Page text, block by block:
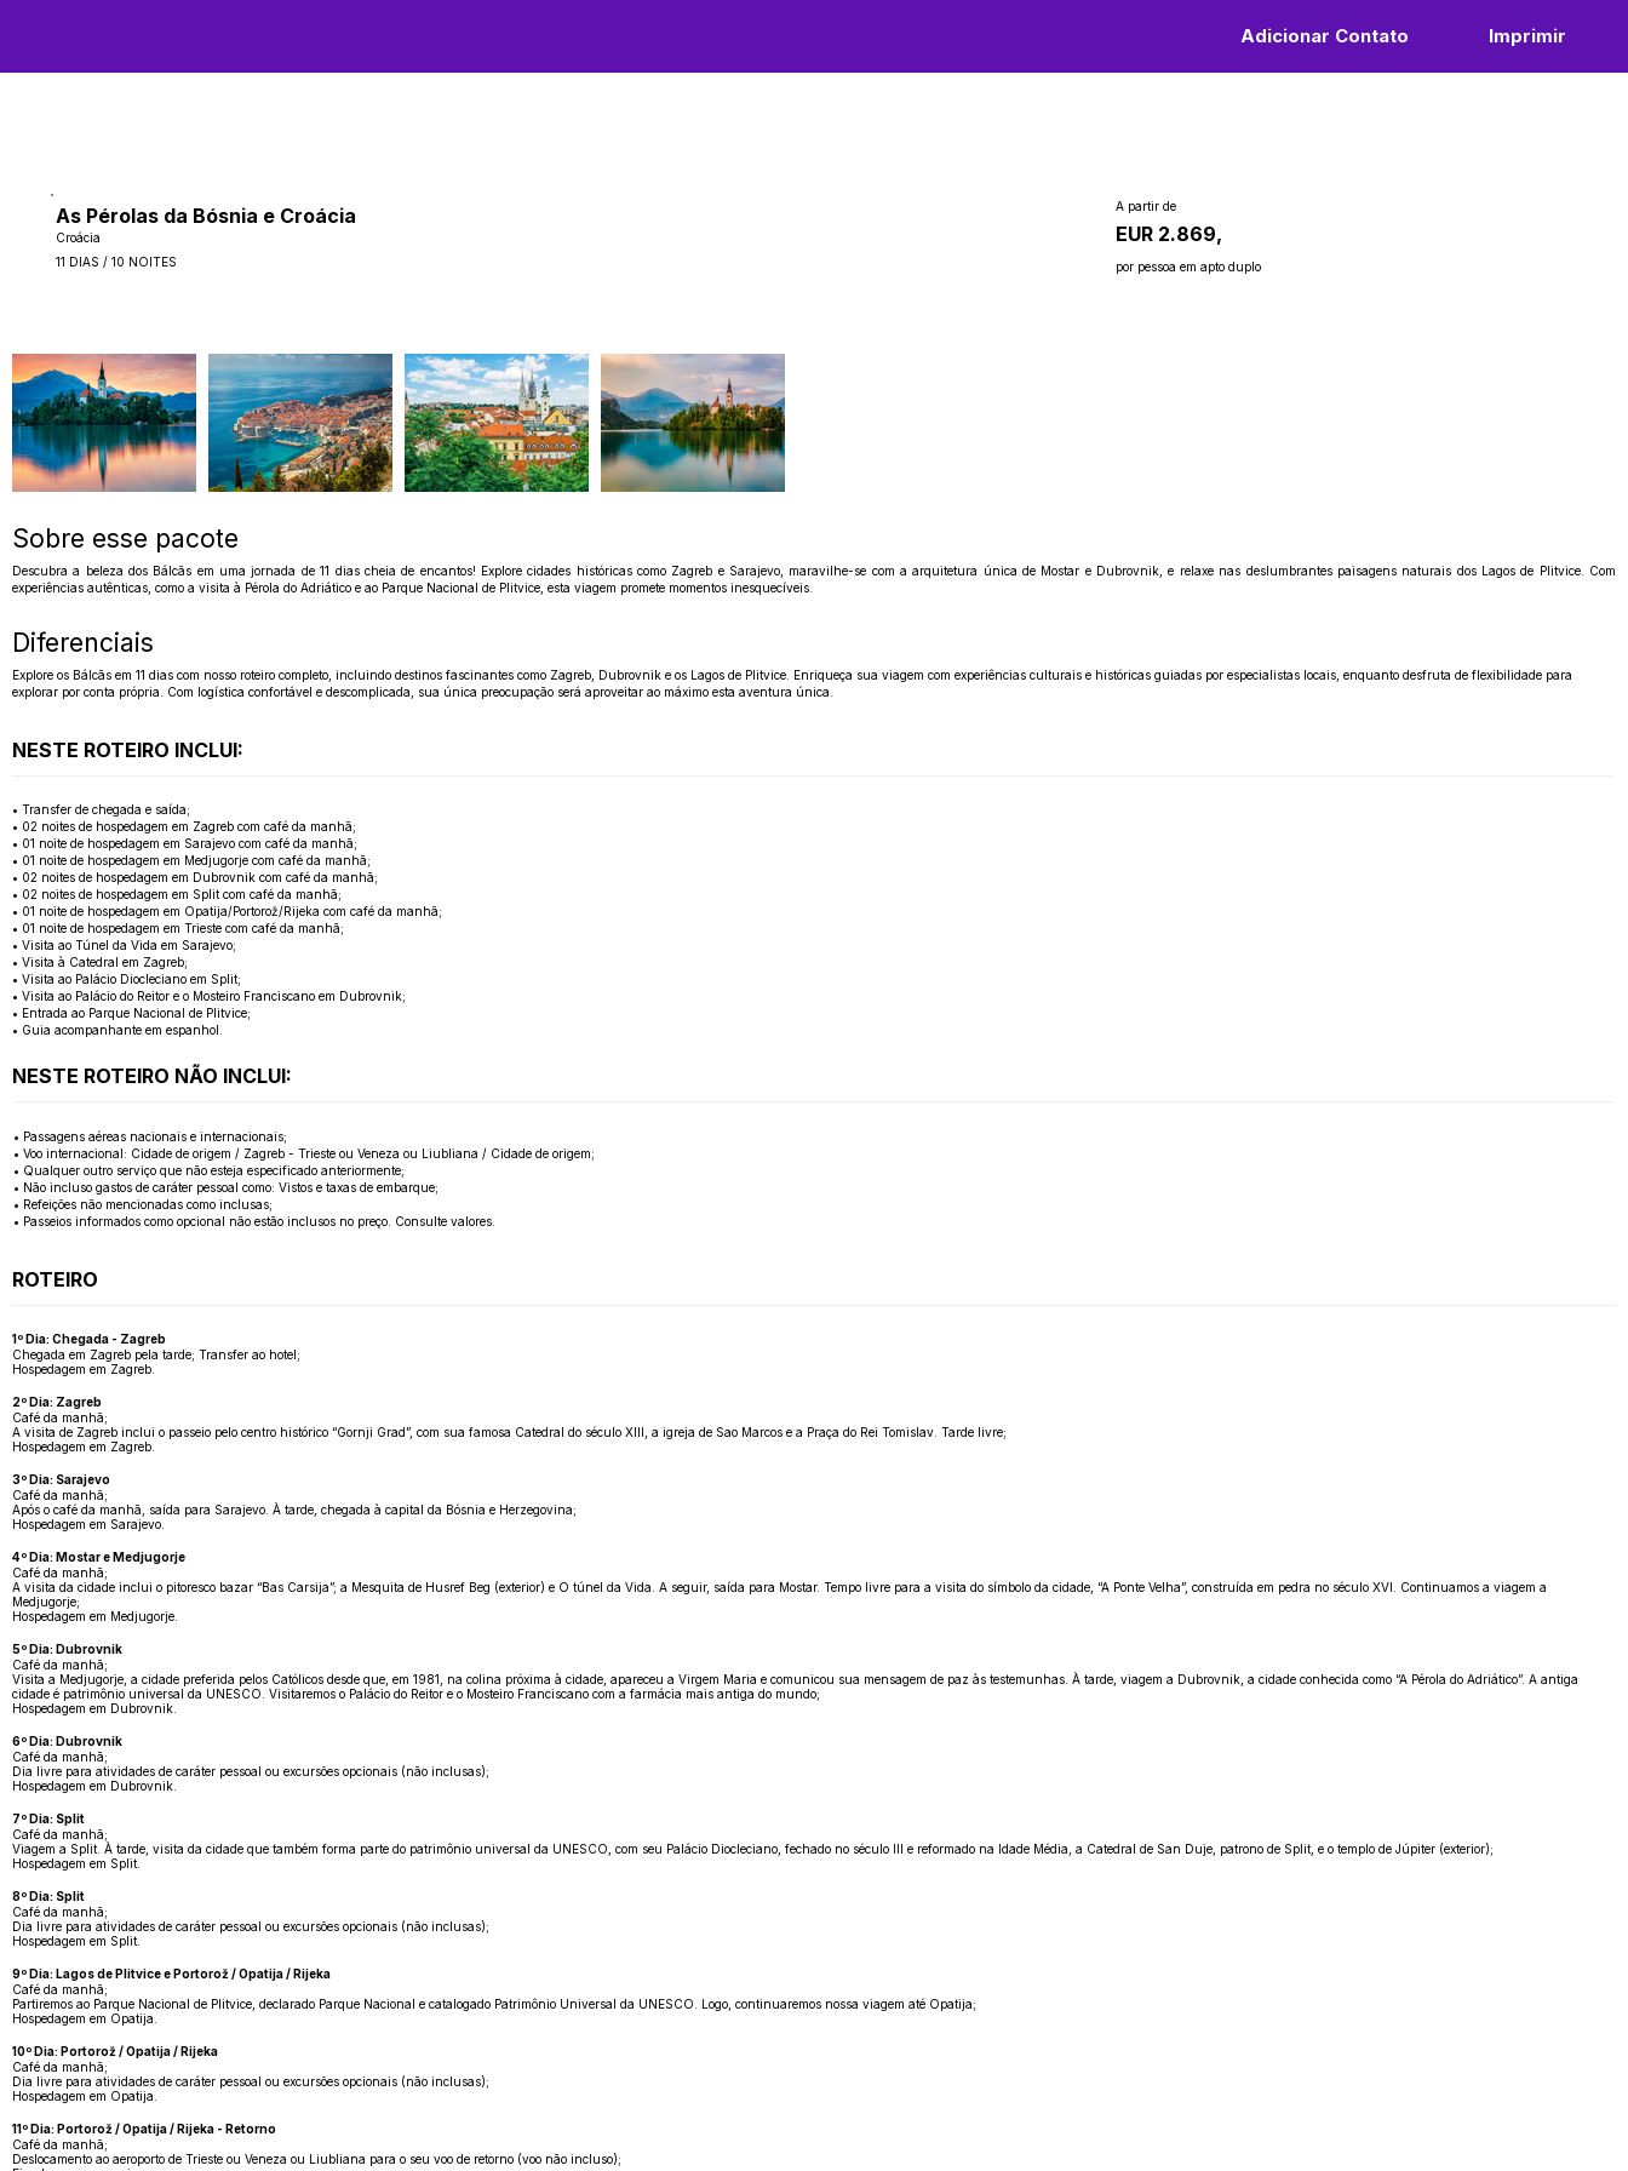
Adicionar Contato Imprimir
As Pérolas da Bósnia e Croácia
Croácia
11 DIAS / 10 NOITES
A partir de
EUR 2.869,
por pessoa em apto duplo
Sobre esse pacote
Descubra a beleza dos Bálcãs em uma jornada de 11 dias cheia de encantos! Explore cidades históricas como Zagreb e Sarajevo, maravilhe-se com a arquitetura única de Mostar e Dubrovnik, e relaxe nas deslumbrantes paisagens naturais dos Lagos de Plitvice. Com
experiências autênticas, como a visita à Pérola do Adriático e ao Parque Nacional de Plitvice, esta viagem promete momentos inesquecíveis.
Diferenciais
Explore os Bálcãs em 11 dias com nosso roteiro completo, incluindo destinos fascinantes como Zagreb, Dubrovnik e os Lagos de Plitvice. Enriqueça sua viagem com experiências culturais e históricas guiadas por especialistas locais, enquanto desfruta de flexibilidade para
explorar por conta própria. Com logística confortável e descomplicada, sua única preocupação será aproveitar ao máximo esta aventura única.
NESTE ROTEIRO INCLUI:
• Transfer de chegada e saída;
• 02 noites de hospedagem em Zagreb com café da manhã;
• 01 noite de hospedagem em Sarajevo com café da manhã;
• 01 noite de hospedagem em Medjugorje com café da manhã;
• 02 noites de hospedagem em Dubrovnik com café da manhã;
• 02 noites de hospedagem em Split com café da manhã;
• 01 noite de hospedagem em Opatija/Portorož/Rijeka com café da manhã;
• 01 noite de hospedagem em Trieste com café da manhã;
• Visita ao Túnel da Vida em Sarajevo;
• Visita à Catedral em Zagreb;
• Visita ao Palácio Diocleciano em Split;
• Visita ao Palácio do Reitor e o Mosteiro Franciscano em Dubrovnik;
• Entrada ao Parque Nacional de Plitvice;
• Guia acompanhante em espanhol.
NESTE ROTEIRO NÃO INCLUI:
• Passagens aéreas nacionais e internacionais;
• Voo internacional: Cidade de origem / Zagreb - Trieste ou Veneza ou Liubliana / Cidade de origem;
• Qualquer outro serviço que não esteja especificado anteriormente;
• Não incluso gastos de caráter pessoal como: Vistos e taxas de embarque;
• Refeições não mencionadas como inclusas;
• Passeios informados como opcional não estão inclusos no preço. Consulte valores.
ROTEIRO
1º Dia: Chegada - Zagreb
Chegada em Zagreb pela tarde; Transfer ao hotel;
Hospedagem em Zagreb.
2º Dia: Zagreb
Café da manhã;
A visita de Zagreb inclui o passeio pelo centro histórico “Gornji Grad”, com sua famosa Catedral do século XIII, a igreja de Sao Marcos e a Praça do Rei Tomislav. Tarde livre;
Hospedagem em Zagreb.
3º Dia: Sarajevo
Café da manhã;
Após o café da manhã, saída para Sarajevo. À tarde, chegada à capital da Bósnia e Herzegovina;
Hospedagem em Sarajevo.
4º Dia: Mostar e Medjugorje
Café da manhã;
A visita da cidade inclui o pitoresco bazar “Bas Carsija”; a Mesquita de Husref Beg (exterior) e O túnel da Vida. A seguir, saída para Mostar. Tempo livre para a visita do símbolo da cidade, “A Ponte Velha”, construída em pedra no século XVI. Continuamos a viagem a
Medjugorje;
Hospedagem em Medjugorje.
5º Dia: Dubrovnik
Café da manhã;
Visita a Medjugorje, a cidade preferida pelos Católicos desde que, em 1981, na colina próxima à cidade, apareceu a Virgem Maria e comunicou sua mensagem de paz às testemunhas. À tarde, viagem a Dubrovnik, a cidade conhecida como “A Pérola do Adriático”. A antiga
cidade é patrimônio universal da UNESCO. Visitaremos o Palácio do Reitor e o Mosteiro Franciscano com a farmácia mais antiga do mundo;
Hospedagem em Dubrovnik.
6º Dia: Dubrovnik
Café da manhã;
Dia livre para atividades de caráter pessoal ou excursões opcionais (não inclusas);
Hospedagem em Dubrovnik.
7º Dia: Split
Café da manhã;
Viagem a Split. À tarde, visita da cidade que também forma parte do patrimônio universal da UNESCO, com seu Palácio Diocleciano, fechado no século III e reformado na Idade Média, a Catedral de San Duje, patrono de Split, e o templo de Júpiter (exterior);
Hospedagem em Split.
8º Dia: Split
Café da manhã;
Dia livre para atividades de caráter pessoal ou excursões opcionais (não inclusas);
Hospedagem em Split.
9º Dia: Lagos de Plitvice e Portorož / Opatija / Rijeka
Café da manhã;
Partiremos ao Parque Nacional de Plitvice, declarado Parque Nacional e catalogado Patrimônio Universal da UNESCO. Logo, continuaremos nossa viagem até Opatija;
Hospedagem em Opatija.
10º Dia: Portorož / Opatija / Rijeka
Café da manhã;
Dia livre para atividades de caráter pessoal ou excursões opcionais (não inclusas);
Hospedagem em Opatija.
11º Dia: Portorož / Opatija / Rijeka - Retorno
Café da manhã;
Deslocamento ao aeroporto de Trieste ou Veneza ou Liubliana para o seu voo de retorno (voo não incluso);